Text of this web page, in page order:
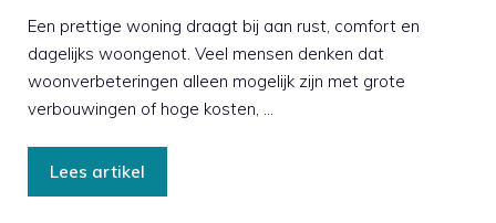
Een prettige woning draagt bij aan rust, comfort en
dagelijks woongenot. Veel mensen denken dat
woonverbeteringen alleen mogelijk zijn met grote
verbouwingen of hoge kosten, …
Lees artikel